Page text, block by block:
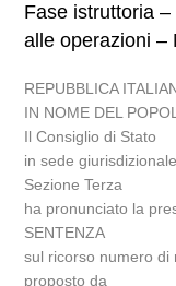
Fase istruttoria
alle operazioni –
REPUBBLICA
IN NOME DEL
Il Consiglio di Stato
in sede giurisdizionale
Sezione Terza
ha pronunciato la
SENTENZA
sul ricorso numero di
proposto da